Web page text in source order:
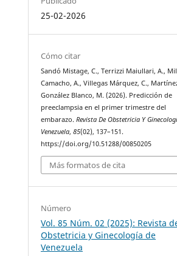
25-02-2026
Cómo citar
Sandó Mistage, C., Terrizzi Maiullari, A.,
Camacho, A., Villegas Márquez, C.,
González Blanco, M. (2026). Predicción de
preeclampsia en el primer trimestre del
embarazo.Revista De Obstetricia Y
Venezuela,85(02), 137–151.
https://doi.org/10.51288/00850205
Más formatos de cita
Número
Vol. 85 Núm. 02 (2025): Revista
Obstetricia y Ginecología de
Venezuela